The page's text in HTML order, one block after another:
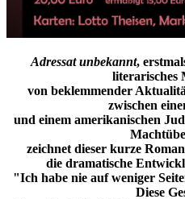
Adressat unbekannt,
literarisches
von beklemmender
zwischen
und einem amerikanischen
zeichnet dieser kurze
die dramatische
"Ich habe nie auf weniger
Diese